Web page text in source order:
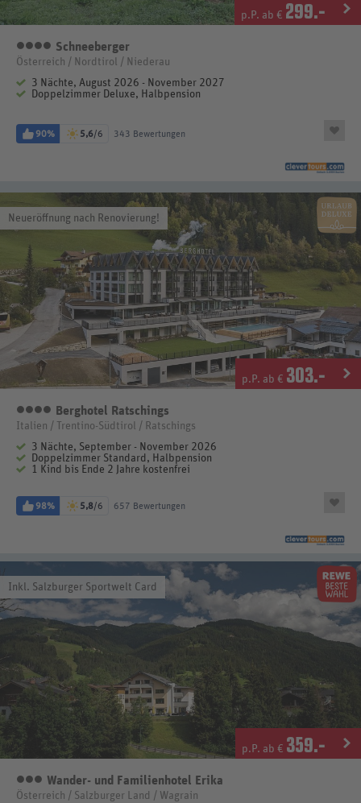
p.P. ab € 299.-
4 Sterne
Schneeberger
Österreich / Nordtirol / Niederau
3 Nächte, August 2026 - November 2027
Doppelzimmer Deluxe, Halbpension
90% 5,6/6 343 Bewertungen
Neueröffnung nach Renovierung!
p.P. ab € 303.-
4 Sterne
Berghotel Ratschings
Italien / Trentino-Südtirol / Ratschings
3 Nächte, September - November 2026
Doppelzimmer Standard, Halbpension
1 Kind bis Ende 2 Jahre kostenfrei
98% 5,8/6 657 Bewertungen
Inkl. Salzburger Sportwelt Card
p.P. ab € 359.-
3 Sterne
Wander- und Familienhotel Erika
Österreich / Salzburger Land / Wagrain